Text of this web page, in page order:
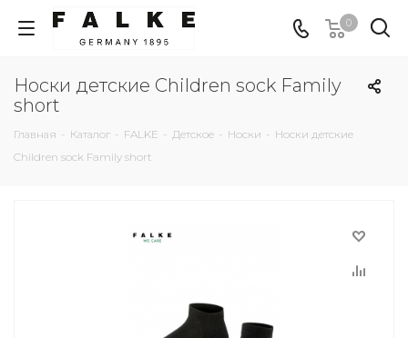
0
Носки детские Children sock Family
short
Главная - Каталог - FALKE - Детское - Носки - Носки детские
Children sock Family short